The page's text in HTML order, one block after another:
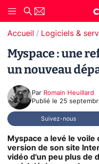
Accueil Logiciels &
Myspace : une
un nouveau
Par Romain Heuillard
Publié le 25
Suivez-nous
Myspace a levé le
version de son site
vidéo d'un peu plus de